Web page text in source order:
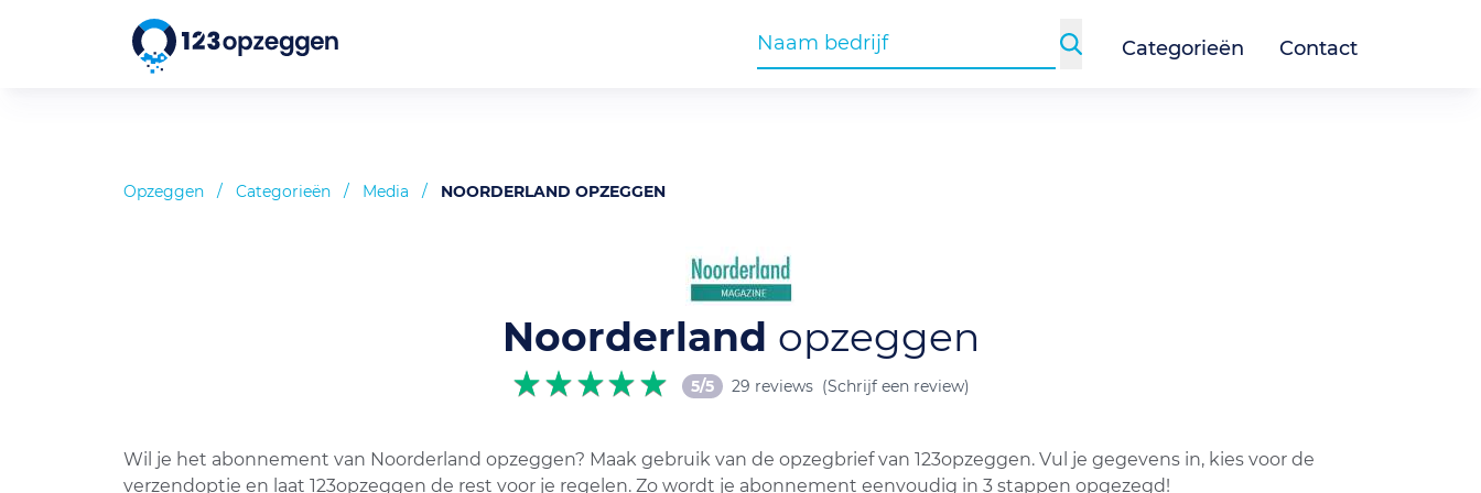
Categorieën Contact
Opzeggen / Categorieën / Media / NOORDERLAND OPZEGGEN
Noorderland opzeggen
5/5 29 reviews (Schrijf een review)
Wil je het abonnement van Noorderland opzeggen? Maak gebruik van de opzegbrief van 123opzeggen. Vul je gegevens in, kies voor de
verzendoptie en laat 123opzeggen de rest voor je regelen. Zo wordt je abonnement eenvoudig in 3 stappen opgezegd!